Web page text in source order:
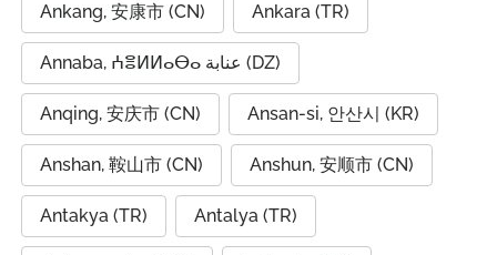
Ankang, 安康市 (CN) Ankara (TR)
Annaba, ⵄⴻⵍⵍⴰⴱⴰ عنابة (DZ)
Anqing, 安庆市 (CN) Ansan-si, 안산시 (KR)
Anshan, 鞍山市 (CN) Anshun, 安顺市 (CN)
Antakya (TR) Antalya (TR)